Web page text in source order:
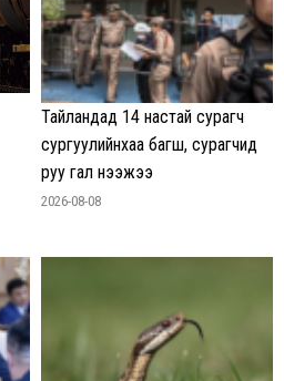
Тайландад 14 настай сурагч
сургуулийнхаа багш, сурагчид
руу гал нээжээ
2026-08-08